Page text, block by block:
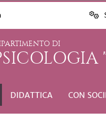
DI
DIDATTICA CON